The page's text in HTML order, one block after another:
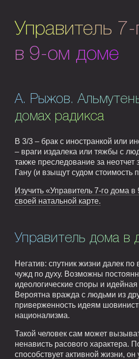
Управитель
в 9-ом доме
А. Рыжов.
домах радикса
В 3/3 – брак с иностранкой или
– враги издалека или тяжбы с
также преследование за неотчет
Гану (и взыщут судом стоимость
Изучить «Управитель 7-го дома
своей натальной карте.
Управитель дома в
Негатив: спутник жизни далек по
чужд по духу. Возможны
идеологические споры и
Вероятна вражда с людьми из
приверженность идеям
национализма.
Такой человек сам может
ненависть расового характера.
способствует активной жизни, он